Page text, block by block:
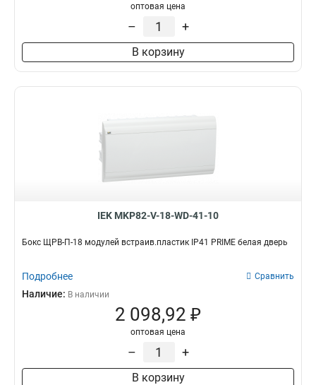
оптовая цена
– +
В корзину
IEK MKP82-V-18-WD-41-10
Бокс ЩРВ-П-18 модулей встраив.пластик IP41 PRIME белая дверь
Подробнее Сравнить
Наличие: В наличии
2 098,92 ₽
оптовая цена
– +
В корзину